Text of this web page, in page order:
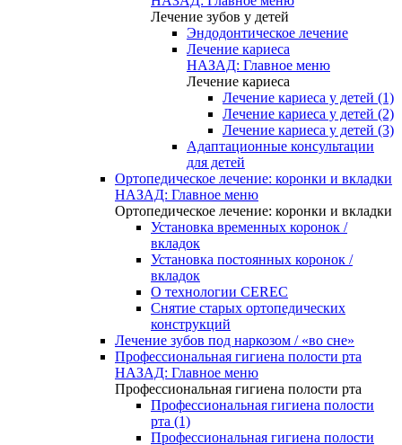
Лечение зубов у детей
Эндодонтическое лечение
Лечение кариеса
НАЗАД: Главное меню
Лечение кариеса
Лечение кариеса у детей (1)
Лечение кариеса у детей (2)
Лечение кариеса у детей (3)
Адаптационные консультации
для детей
Ортопедическое лечение: коронки и вкладки
НАЗАД: Главное меню
Ортопедическое лечение: коронки и вкладки
Установка временных коронок /
вкладок
Установка постоянных коронок /
вкладок
О технологии CEREC
Снятие старых ортопедических
конструкций
Лечение зубов под наркозом / «во сне»
Профессиональная гигиена полости рта
НАЗАД: Главное меню
Профессиональная гигиена полости рта
Профессиональная гигиена полости
рта (1)
Профессиональная гигиена полости